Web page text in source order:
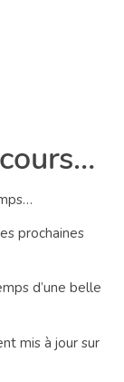
prochaines
d’une belle
mis à jour sur